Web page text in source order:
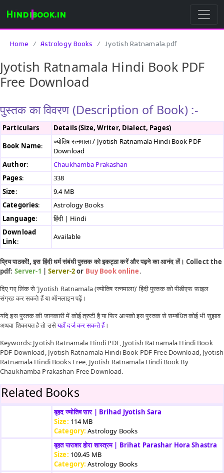
Hindibook.in
Home Astrology Books Jyotish Ratnamala.pdf
Jyotish Ratnamala Hindi Book PDF
Free Download
पुस्तक का विवरण (Description of Book) :-
Particulars
Details (Size, Writer, Dialect, Pages)
Book Name:
ज्योतिष रत्नमाला / Jyotish Ratnamala Hindi Book PDF
Download
Author:
Chaukhamba Prakashan
Pages:
338
Size:
9.4 MB
Categories:
Astrology Books
Language:
हिंदी | Hindi
Download
Link:
Available
प्रिय पाठकों!, इस हिंदी धर्म संबंधी पुस्तक को इकट्ठा करें और पढ़ने का आनंद लें। Collect the
pdf: Server-1 |Server-2or Buy Book online.
दिए गए लिंक से ‘Jyotish Ratnamala (ज्योतिष रत्नमाला)’ हिंदी पुस्तक को पीडीएफ फ़ाइल
संग्रह कर सकते हैं या ऑनलाइन पढ़ें।
यदि इस पुस्तक की जानकारी में कोई त्रुटी है या फिर आपको इस पुस्तक से सम्बंधित कोई भी सुझाव
अथवा शिकायत है तो उसेयहाँ दर्ज कर सकते हैं।
Keywords: Jyotish Ratnamala Hindi PDF, Jyotish Ratnamala Hindi Book
PDF Download, Jyotish Ratnamala Hindi Book PDF Free Download, Jyotish
Ratnamala Hindi Books Free, Jyotish Ratnamala Hindi Book By
Chaukhamba Prakashan Free Download.
Related Books
बृहद ज्योतिष सार | Brihad Jyotish Sara
Size: 114 MB
Category:Astrology Books
बृहत पाराशर होरा शास्त्रम | Brihat Parashar Hora Shastra
Size: 109.45 MB
Category:Astrology Books